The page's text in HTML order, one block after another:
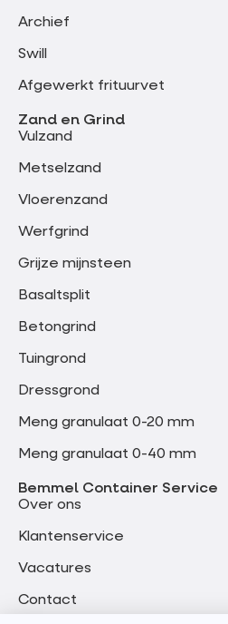
Archief
Swill
Afgewerkt frituurvet
Zand en Grind
Vulzand
Metselzand
Vloerenzand
Werfgrind
Grijze mijnsteen
Basaltsplit
Betongrind
Tuingrond
Dressgrond
Meng granulaat 0-20 mm
Meng granulaat 0-40 mm
Bemmel Container Service
Over ons
Klantenservice
Vacatures
Contact